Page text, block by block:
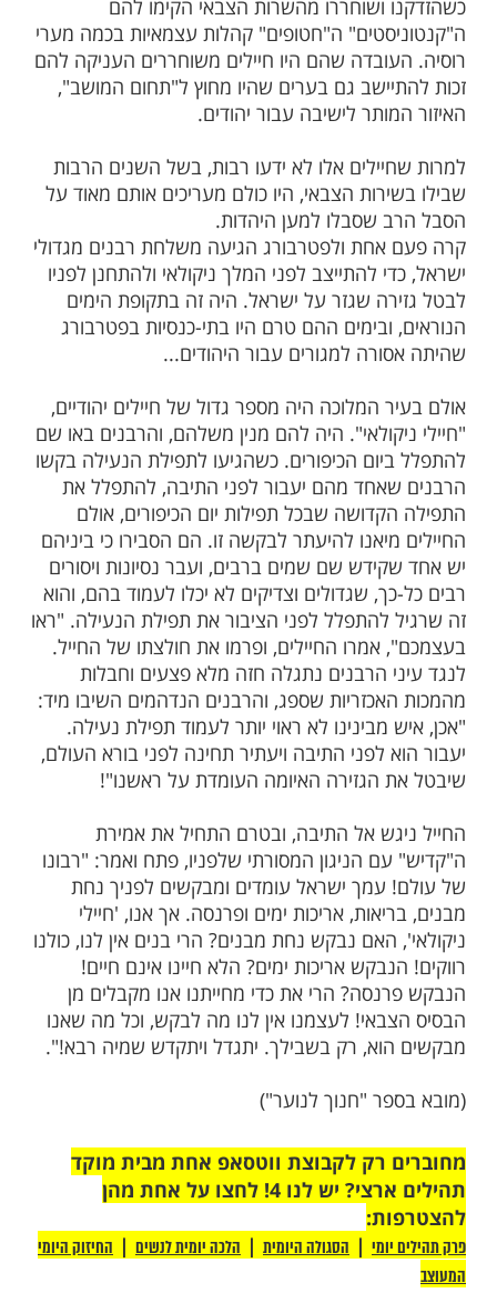
אמותיהם, וכבר מנעוריהם היו מחנכים אותם
אלו נקראו "קנטוניסטים", והגלו אותם
ברחבי רוסיה, כדי שלא יוכלו לבוא
חלק גדול מהם עמדו בנסיון, חלקם מתו מתוך
עברו את כל הצרות והסבל, קידשו שם
נאמנים למקור מחצבתם.
ושוחררו מהשרות הצבאי הקימו להם
ה"חטופים" קהלות עצמאיות בכמה מערי
שהם היו חיילים משוחררים העניקה להם
גם בערים שהיו מחוץ ל"תחום המושב",
לישיבה עבור יהודים.
אלו לא ידעו רבות, בשל השנים הרבות
הצבאי, היו כולם מעריכים אותם מאוד על
שסבלו למען היהדות.
ולפטרבורג הגיעה משלחת רבנים מגדולי
להתייצב לפני המלך ניקולאי ולהתחנן לפניו
שגזר על ישראל. היה זה בתקופת הימים
ובימים ההם טרם היו בתי-כנסיות בפטרבורג
למגורים עבור היהודים...
היה להם מנין משלהם, והרבנים באו שם
הכיפורים. כשהגיעו לתפילת הנעילה בקשו
מהם יעבור לפני התיבה, להתפלל את
שבכל תפילות יום הכיפורים, אולם
להיעתר לבקשה זו. הם הסבירו כי ביניהם
שם שמים ברבים, ועבר נסיונות ויסורים
שגדולים וצדיקים לא יכלו לעמוד בהם, והוא
החיילים, ופרמו את חולצתו של החייל.
הרבנים נתגלה חזה מלא פצעים וחבלות
שספג, והרבנים הנדהמים השיבו מיד:
לא ראוי יותר לעמוד תפילת נעילה.
לפני התיבה ויעתיר תחינה לפני בורא העולם,
הגזירה האיומה העומדת על ראשנו